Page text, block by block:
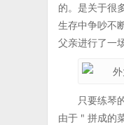
的。是关于很
生存中争吵不
父亲进行了一
只要练琴
由于 " 拼成的